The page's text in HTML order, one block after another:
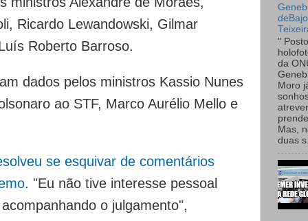
Ricardo Lewandowski, Gilmar
Roberto Barroso.
dados pelos ministros Kassio Nunes
ao STF, Marco Aurélio Mello e
se esquivar de comentários
. "Eu não tive interesse pessoal
o julgamento",
"
da
Moro
Mas,
duas